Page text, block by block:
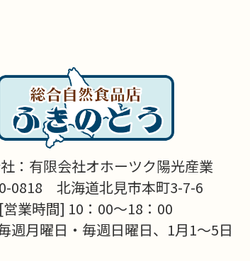
：有限会社オホーツク陽光産業
0818 北海道北見市本町3-7-6
[営業時間] 10：00～18：00
週月曜日・毎週日曜日、1月1～5日